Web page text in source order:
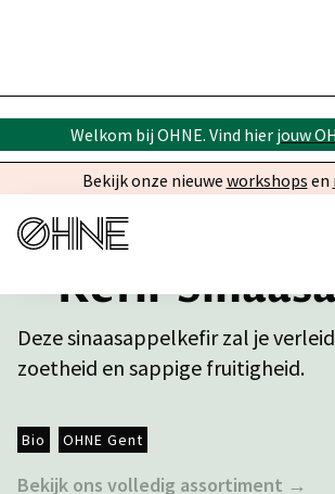
Welkom bij OHNE. Vind hier jouw
Bekijk onze nieuwe workshops en
Kefir
Deze sinaasappelkefir zal je
zoetheid en sappige fruitigheid.
Bio OHNE Gent
Bekijk ons volledig assortiment →